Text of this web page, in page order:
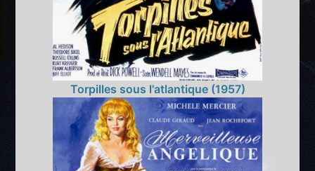
Torpilles sous l'atlantique (1957)